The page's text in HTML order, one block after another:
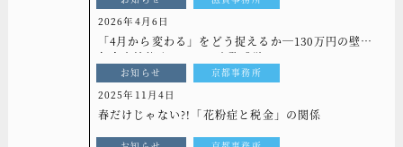
2026年4月6日
「4月から変わる」をどう捉えるか―130万円の壁と
年金支給停止ラインの実務感覚
お知らせ 京都事務所
2025年11月4日
春だけじゃない?!「花粉症と税金」の関係